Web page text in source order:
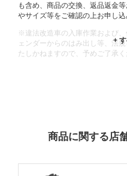
も含め、商品の交換、返品返金
やサイズ等をご確認の上お申し
※違法改造車の入庫作業および
ェンダーからのはみ出し等、法
たしかねますので、予めご了承く
商品に関する店